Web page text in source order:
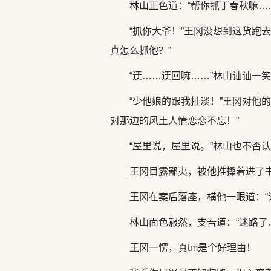
林山正色道：“帮你抓丁春秋嘛
“抓你大爷！”王冈没想到这货跑
真怎么抓他？”
“迂……迂回嘛……”林山讪讪一
“少他娘的跟我扯淡！”王冈对他
对那边的风土人情恋恋不忘！”
“屋里说，屋里说。”林山也不否
王冈目露鄙夷，被他推搡着进了
王冈在案后落座，横他一眼道：
林山面色赧然，支吾道：“迷路
王冈一愣，真tm是个好理由！